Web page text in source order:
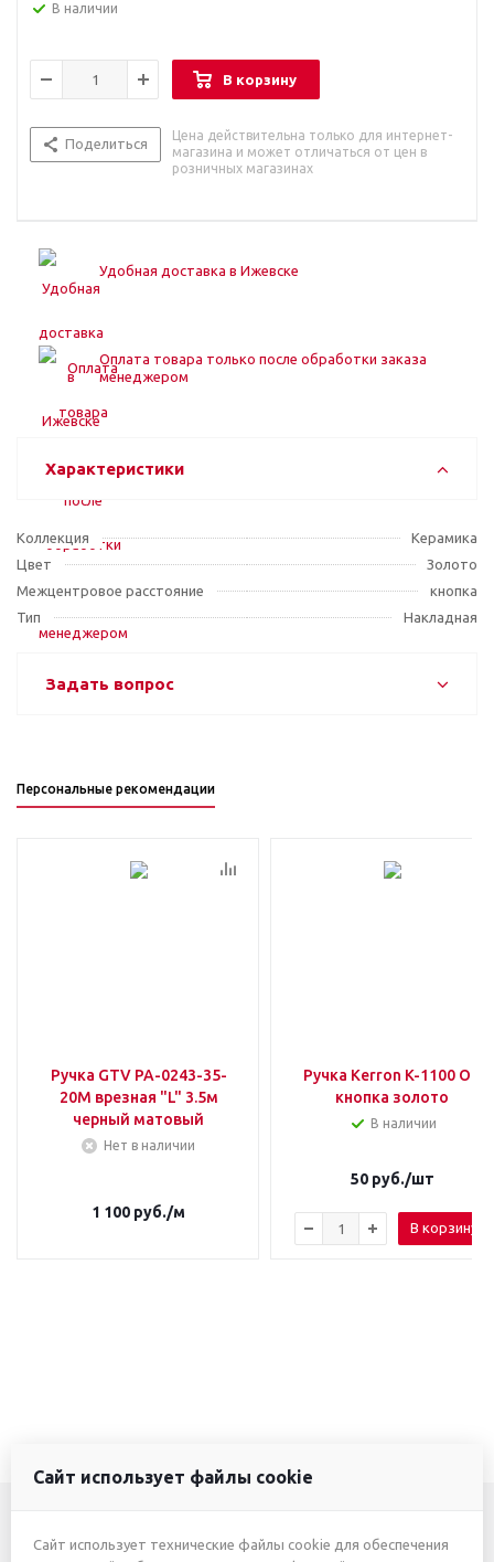
В наличии
В корзину
Поделиться
Цена действительна только для интернет-
магазина и может отличаться от цен в
розничных магазинах
Удобная доставка в Ижевске
Оплата товара только после обработки заказа
менеджером
Характеристики
Коллекция
Керамика
Цвет
Золото
Межцентровое расстояние
кнопка
Тип
Накладная
Задать вопрос
Персональные рекомендации
Ручка GTV PA-0243-35-
20M врезная "L" 3.5м
черный матовый
Нет в наличии
1 100 руб./м
Ручка Kerron K-1100 ОТ
кнопка золото
В наличии
50руб./шт
В корзину
+7 (3412) 46-7777
Сайт использует файлы cookie
Сайт использует технические файлы cookie для обеспечения